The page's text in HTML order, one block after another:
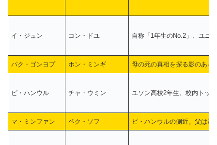
イ・ジュン コン・ドユ 自称「1年生のNo.2」、ユニ
パク・ゴンヨプ ホン・ミンギ 母の死の真相を探る影のある
ピ・ハンウル チャ・ウミン ユソン高校2年生。校内トッ
マ・ミンファン ペク・ソフ ピ・ハンウルの側近。父は暴